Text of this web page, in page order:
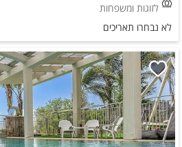
לזוגות ומשפחות
לא נבחרו תאריכים